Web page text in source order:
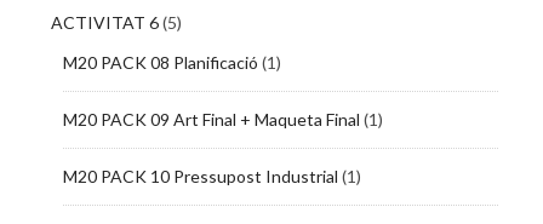
ACTIVITAT 6(5)
M20 PACK 08 Planificació (1)
M20 PACK 09 Art Final + Maqueta Final (1)
M20 PACK 10 Pressupost Industrial (1)